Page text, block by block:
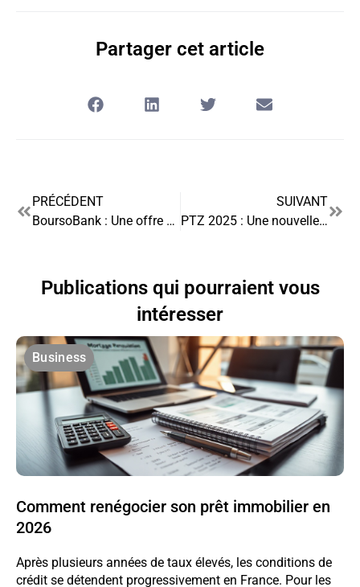
Partager cet article
PRÉCÉDENT
BoursoBank : Une offre alléchante pour le Pink Week-end
SUIVANT
PTZ 2025 : Une nouvelle ère pour l’accession à la propriété
Publications qui pourraient vous
intéresser
Business
Comment renégocier son prêt immobilier en
2026
Après plusieurs années de taux élevés, les conditions de
crédit se détendent progressivement en France. Pour les